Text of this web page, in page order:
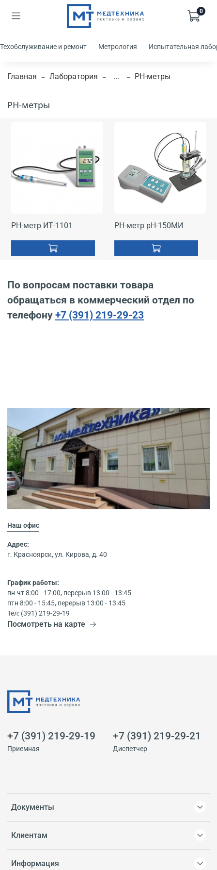
0
Техобслуживание и ремонт Метрология Испытательная
Главная Лаборатория ... PH-метры
PH-метры
PH-метр ИТ-1101 PH-метр pH-150МИ
По вопросам поставки товара
обращаться в коммерческий отдел по
телефону +7 (391) 219-29-23
Наш офис
Адрес:
г. Красноярск, ул. Кирова, д. 40
График работы:
пн-чт 8:00 - 17:00, перерыв 13:00 - 13:45
птн 8:00 - 15:45, перерыв 13:00 - 13:45
Тел: (391) 219-29-19
Посмотреть на карте
Документы
Клиентам
Информация
+7 (391) 219-29-19
Приемная
+7 (391) 219-29-21
Диспетчер